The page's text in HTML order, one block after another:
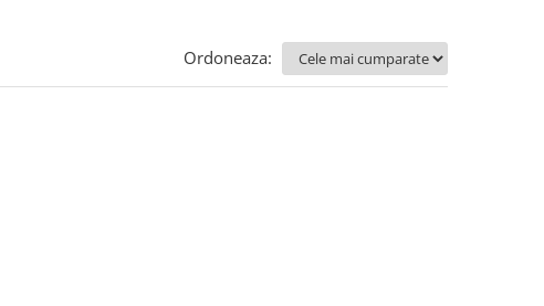
Ordoneaza: